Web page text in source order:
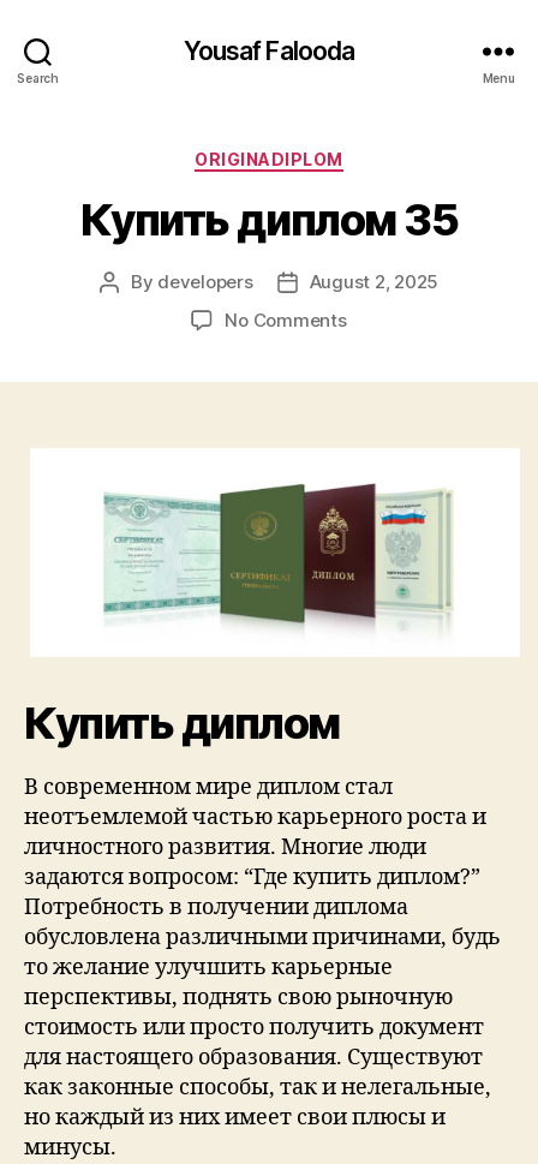
Search
Yousaf Falooda
Menu
Categories
ORIGINADIPLOM
Купить диплом 35
Post
By developers
PostAugust 2, 2025
No Commentson
Купить диплом
В современном мире диплом стал
неотъемлемой частью карьерного роста и
личностного развития. Многие люди
задаются вопросом: “Где купить диплом?”
Потребность в получении диплома
обусловлена различными причинами, будь
то желание улучшить карьерные
перспективы, поднять свою рыночную
стоимость или просто получить документ
для настоящего образования. Существуют
как законные способы, так и нелегальные,
но каждый из них имеет свои плюсы и
минусы.